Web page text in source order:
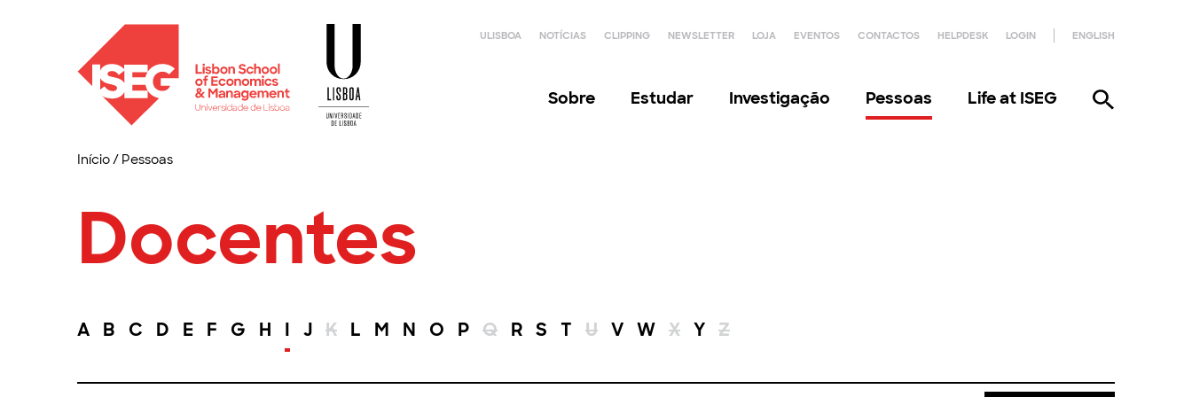
ULISBOA NOTÍCIAS CLIPPING NEWSLETTER LOJA EVENTOS CONTACTOS HELPDESK LOGIN ENGLISH
Sobre Estudar Investigação Pessoas Life at ISEG
Início/ Pessoas
Docentes
A B C D E F G H I J K L M N O P Q R S T U V W X Y Z